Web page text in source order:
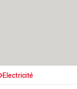
Electricité